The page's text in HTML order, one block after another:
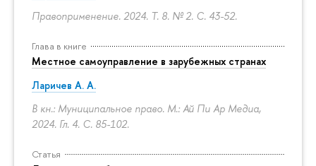
Правоприменение. 2024. Т. 8. № 2. С. 43-52.
Глава в книге
Местное самоуправление в зарубежных странах
Ларичев А. А.
В кн.: Муниципальное право. М.: Ай Пи Ар Медиа,
2024. Гл. 4. С. 85-102.
Статья